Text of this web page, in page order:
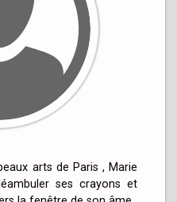
arts de Paris , Marie
ses crayons et